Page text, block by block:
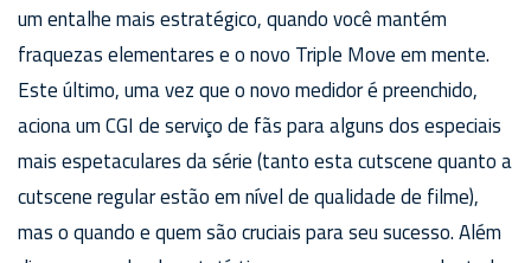
um entalhe mais estratégico, quando você mantém
fraquezas elementares e o novo Triple Move em mente.
Este último, uma vez que o novo medidor é preenchido,
aciona um CGI de serviço de fãs para alguns dos especiais
mais espetaculares da série (tanto esta cutscene quanto a
cutscene regular estão em nível de qualidade de filme),
mas o quando e quem são cruciais para seu sucesso. Além